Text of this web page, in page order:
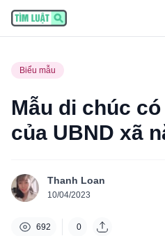
Biểu mẫu
Mẫu di chúc
của UBND xã
Thanh Loan
10/04/2023
692 0